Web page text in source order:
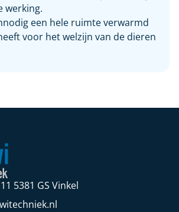
werking.
een hele ruimte verwarmd
voor het welzijn van de dieren
5381 GS Vinkel